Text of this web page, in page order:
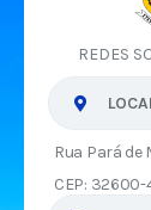
REDES
Rua Pará de
CEP: 32600-